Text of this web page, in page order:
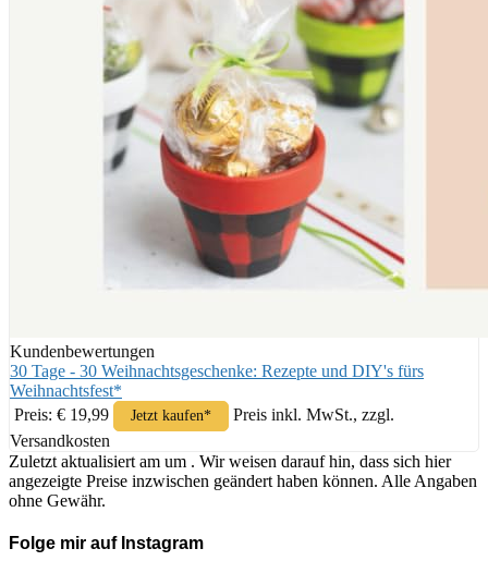
Kundenbewertungen
30 Tage - 30 Weihnachtsgeschenke: Rezepte und DIY's fürs
Weihnachtsfest*
Preis: € 19,99
Jetzt kaufen*
Preis inkl. MwSt., zzgl.
Versandkosten
Zuletzt aktualisiert am um . Wir weisen darauf hin, dass sich hier
angezeigte Preise inzwischen geändert haben können. Alle Angaben
ohne Gewähr.
Folge mir auf Instagram